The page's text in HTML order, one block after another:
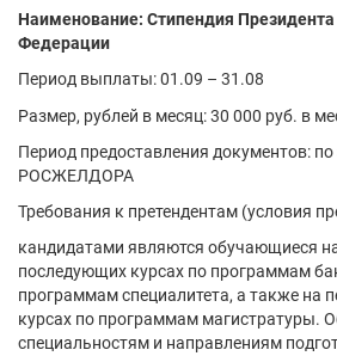
Наименование: Стипендия Президента
Федерации
Период выплаты: 01.09 – 31.08
Размер, рублей в месяц: 30 000 руб. в
Период предоставления документов: по
РОСЖЕЛДОРА
Требования к претендентам (условия
кандидатами являются обучающиеся
последующих курсах по программам
программам специалитета, а также на
курсах по программам магистратуры.
специальностям и направлениям